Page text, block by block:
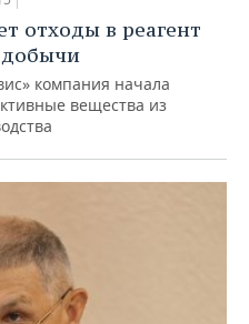
отходы в реагент
компания начала
вещества из